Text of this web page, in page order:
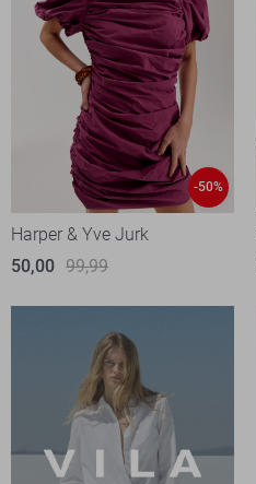
-50%
Harper & Yve Jurk
50,00 99,99